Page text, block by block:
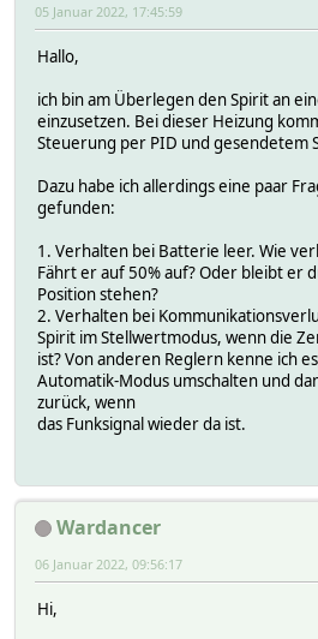
05 Januar 2022, 17:45:59
Hallo,
ich bin am Überlegen den Spirit an
einzusetzen. Bei dieser Heizung
Steuerung per PID und gesendetem
Dazu habe ich allerdings eine paar
gefunden:
1. Verhalten bei Batterie leer. Wie
Fährt er auf 50% auf? Oder bleibt er
Position stehen?
2. Verhalten bei
Spirit im Stellwertmodus, wenn die
ist? Von anderen Reglern kenne ich
Automatik-Modus umschalten und
zurück, wenn
das Funksignal wieder da ist.
Wardancer
06 Januar 2022, 09:56:17
Hi,